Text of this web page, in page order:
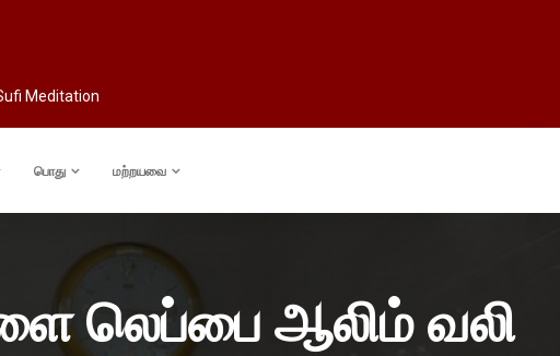
Meditation
பொது மற்றயவை
லெப்பை ஆலிம் வலி